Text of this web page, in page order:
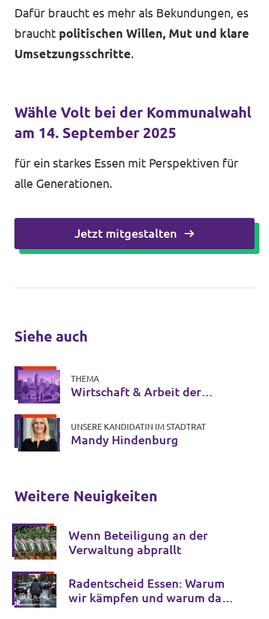
Dafür braucht es mehr als Bekundungen, es
braucht politischen Willen, Mut und klare
Umsetzungsschritte.
Wähle Volt bei der Kommunalwahl
am 14. September 2025
für ein starkes Essen mit Perspektiven für
alle Generationen.
Jetzt mitgestalten
Siehe auch
THEMA
Wirtschaft & Arbeit der
UNSERE KANDIDATIN IM STADTRAT
Mandy Hindenburg
Weitere Neuigkeiten
Wenn Beteiligung an der
Verwaltung abprallt
Radentscheid Essen: Warum
wir kämpfen und warum das